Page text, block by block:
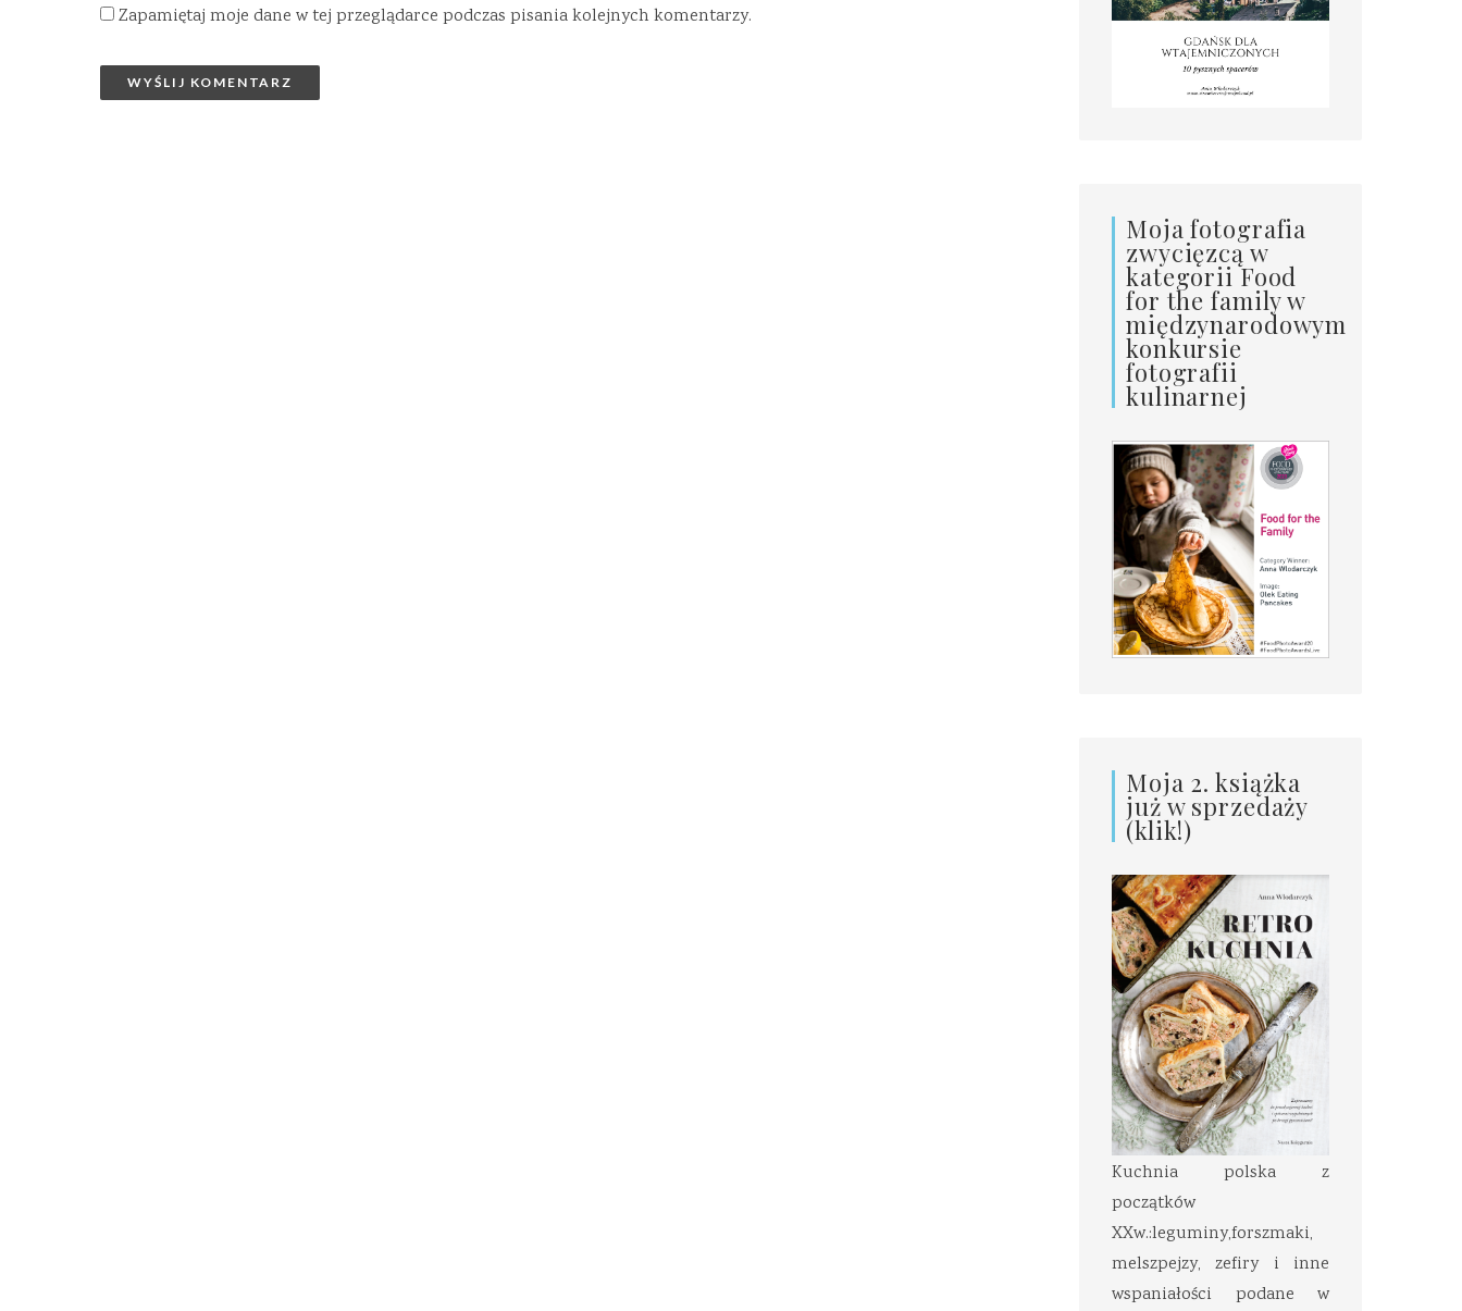
Zapamiętaj moje dane w tej przeglądarce podczas pisania kolejnych komentarzy.
Moja fotografia
zwycięzcą w
kategorii Food
for the family w
międzynarodowym
konkursie
fotografii
kulinarnej
Moja 2. książka
już w sprzedaży
(klik!)
Kuchnia polska z
początków
XXw.:leguminy,forszmaki,
melszpejzy, zefiry i inne
wspaniałości podane w